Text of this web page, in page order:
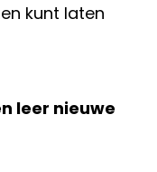
kunt laten
leer nieuwe